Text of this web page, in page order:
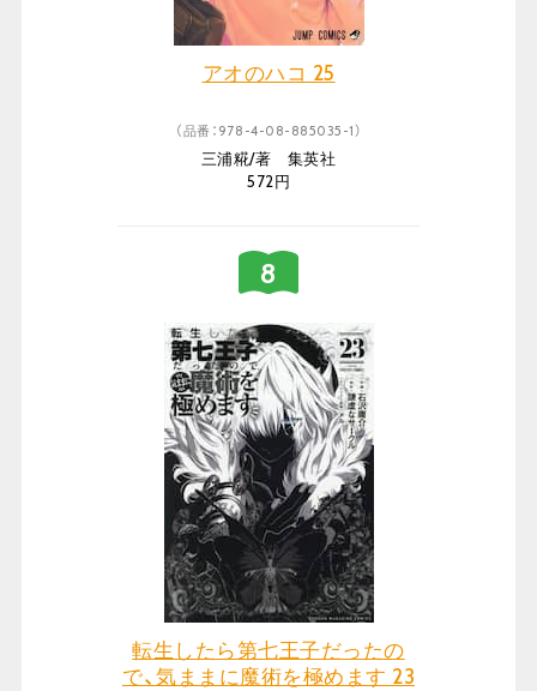
アオのハコ 25
（品番：978-4-08-885035-1）
三浦糀/著 集英社
572円
転生したら第七王子だったの
で、気ままに魔術を極めます 23